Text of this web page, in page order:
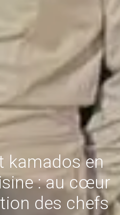
kamados en
: au cœur
des chefs